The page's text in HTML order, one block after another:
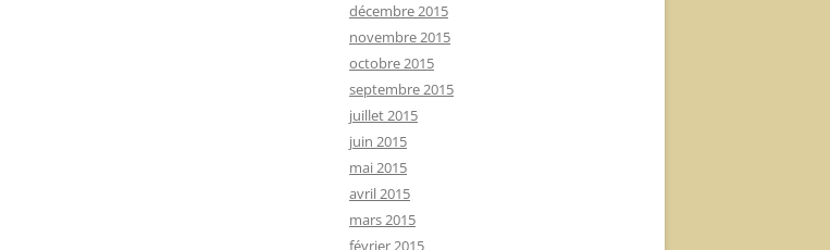
décembre 2015
novembre 2015
octobre 2015
septembre 2015
juillet 2015
juin 2015
mai 2015
avril 2015
mars 2015
février 2015